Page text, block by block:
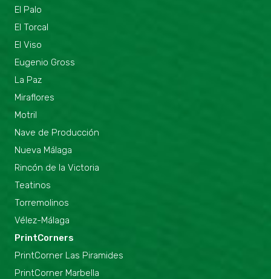
El Palo
El Torcal
El Viso
Eugenio Gross
La Paz
Miraflores
Motril
Nave de Producción
Nueva Málaga
Rincón de la Victoria
Teatinos
Torremolinos
Vélez-Málaga
PrintCorners
PrintCorner Las Piramides
PrintCorner Marbella